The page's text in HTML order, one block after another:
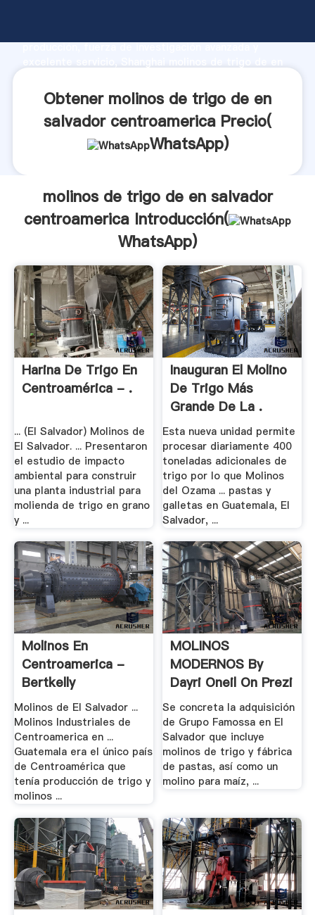
producción, fuerza de investigación avanzada y
aporta valores a todos los clientes.
Obtener molinos de trigo de en
salvador centroamerica Precio(
WhatsApp)
molinos de trigo de en salvador
centroamerica Introducción(
WhatsApp)
Harina De Trigo En
Centroamérica - .
... (El Salvador) Molinos de
El Salvador. ... Presentaron
el estudio de impacto
ambiental para construir
una planta industrial para
molienda de trigo en grano
y ...
Inauguran El Molino
De Trigo Más
Grande De La .
Esta nueva unidad permite
procesar diariamente 400
toneladas adicionales de
trigo por lo que Molinos
del Ozama ... pastas y
galletas en Guatemala, El
Salvador, ...
Molinos En
Centroamerica -
Bertkelly
Molinos de El Salvador ...
Molinos Industriales de
Centroamerica en ...
Guatemala era el único país
de Centroamérica que
tenía producción de trigo y
molinos ...
MOLINOS
MODERNOS By
Dayri Oneil On Prezi
Se concreta la adquisición
de Grupo Famossa en El
Salvador que incluye
molinos de trigo y fábrica
de pastas, así como un
molino para maíz, ...